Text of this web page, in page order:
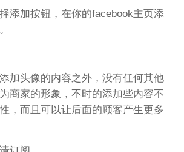
添加按钮，在你的facebook主页添
加头像的内容之外，没有任何其他
商家的形象，不时的添加些内容不
，而且可以让后面的顾客产生更多